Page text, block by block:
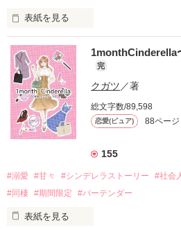
表紙を見る
「この庭をきれいにしてもらいたい
負荷がかからない範囲で構わない」
これが同居の条件だった。
登場人物
マテリアル株式会社企画営業部第一
両親の離婚により苦労して大学を卒
会社では主に諏訪課長の補佐をしてい
1monthCinderella
完
クガツ ／著
総文字数/89,598
恋愛(ピュア) 88ページ
155
#溺愛 #甘々 #シンデレラストーリー #社会
#同棲 #期間限定 #バーテンダー
表紙を見る